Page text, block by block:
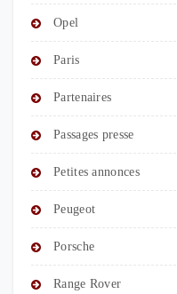
Opel
Paris
Partenaires
Passages presse
Petites annonces
Peugeot
Porsche
Range Rover